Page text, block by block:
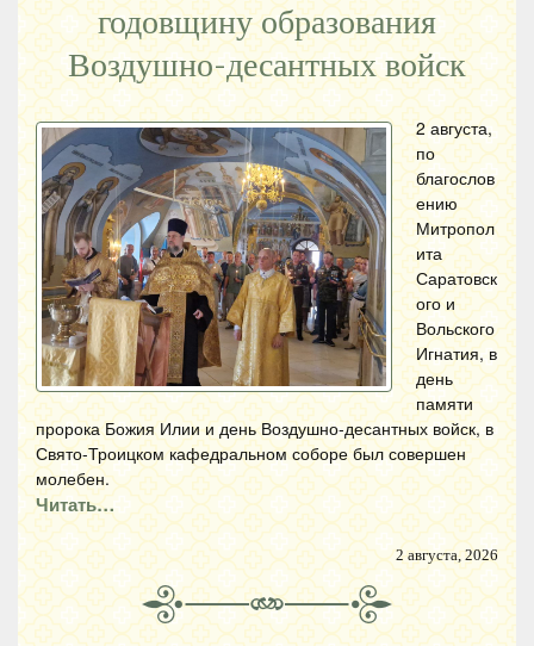
годовщину образования
Воздушно-десантных войск
2 августа,
по
благослов
ению
Митропол
ита
Саратовск
ого и
Вольского
Игнатия, в
день
памяти
пророка Божия Илии и день Воздушно-десантных войск, в
Свято-Троицком кафедральном соборе был совершен
молебен.
Читать…
2 августа, 2026